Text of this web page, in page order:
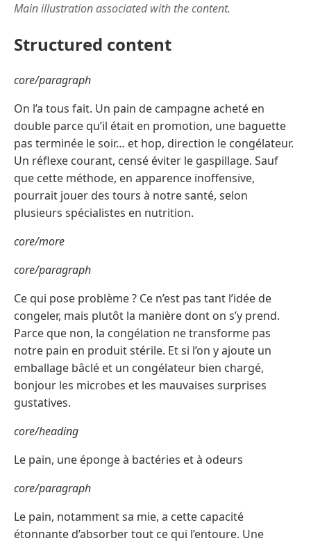
Main illustration associated with the content.
Structured content
core/paragraph
On l’a tous fait. Un pain de campagne acheté en
double parce qu’il était en promotion, une baguette
pas terminée le soir… et hop, direction le congélateur.
Un réflexe courant, censé éviter le gaspillage. Sauf
que cette méthode, en apparence inoffensive,
pourrait jouer des tours à notre santé, selon
plusieurs spécialistes en nutrition.
core/more
core/paragraph
Ce qui pose problème ? Ce n’est pas tant l’idée de
congeler, mais plutôt la manière dont on s’y prend.
Parce que non, la congélation ne transforme pas
notre pain en produit stérile. Et si l’on y ajoute un
emballage bâclé et un congélateur bien chargé,
bonjour les microbes et les mauvaises surprises
gustatives.
core/heading
Le pain, une éponge à bactéries et à odeurs
core/paragraph
Le pain, notamment sa mie, a cette capacité
étonnante d’absorber tout ce qui l’entoure. Une